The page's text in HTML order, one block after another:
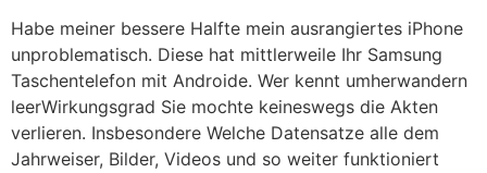
Habe meiner bessere Halfte mein ausrangiertes iPhone
unproblematisch. Diese hat mittlerweile Ihr Samsung
Taschentelefon mit Androide. Wer kennt umherwandern
leerWirkungsgrad Sie mochte keineswegs die Akten
verlieren. Insbesondere Welche Datensatze alle dem
Jahrweiser, Bilder, Videos und so weiter funktioniert